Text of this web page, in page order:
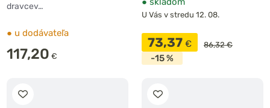
dravcev…
● u dodávateľa
117,20 €
U Vás v stredu 12. 08.
73,37 € 86,32 €
-15 %